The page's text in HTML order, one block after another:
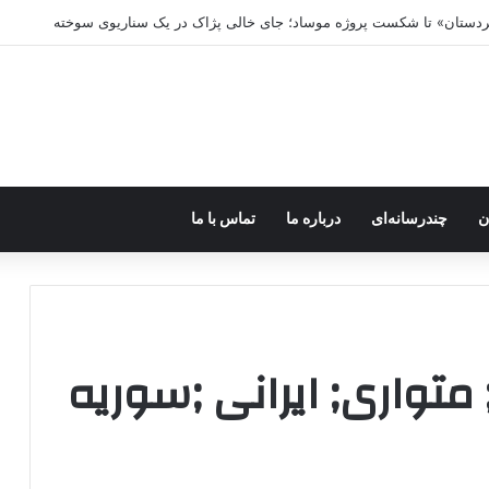
تا شکست پروژه موساد؛ جای خالی پژاک در یک سناریوی سوخته
چندرسانه‌ای درباره ما تماس با ما
ایرانی ;سوریه